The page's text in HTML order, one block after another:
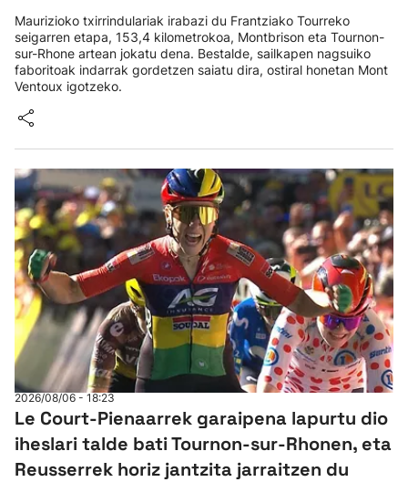
Maurizioko txirrindulariak irabazi du Frantziako Tourreko
seigarren etapa, 153,4 kilometrokoa, Montbrison eta Tournon-
sur-Rhone artean jokatu dena. Bestalde, sailkapen nagsuiko
faboritoak indarrak gordetzen saiatu dira, ostiral honetan Mont
Ventoux igotzeko.
2026/08/06 - 18:23
Le Court-Pienaarrek garaipena lapurtu dio
iheslari talde bati Tournon-sur-Rhonen, eta
Reusserrek horiz jantzita jarraitzen du